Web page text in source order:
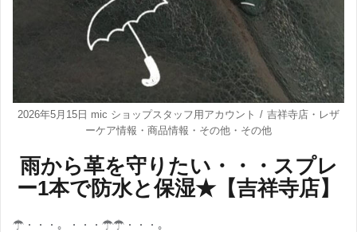
2026年5月15日 mic ショップスタッフ用アカウント 吉祥寺店 ・ レザ
ーケア情報 ・ 商品情報 ・ その他 ・ その他
雨から革を守りたい・・・スプレ
ー1本で防水と保湿★【吉祥寺店】
☂・・・。・・・☂☂・・・。